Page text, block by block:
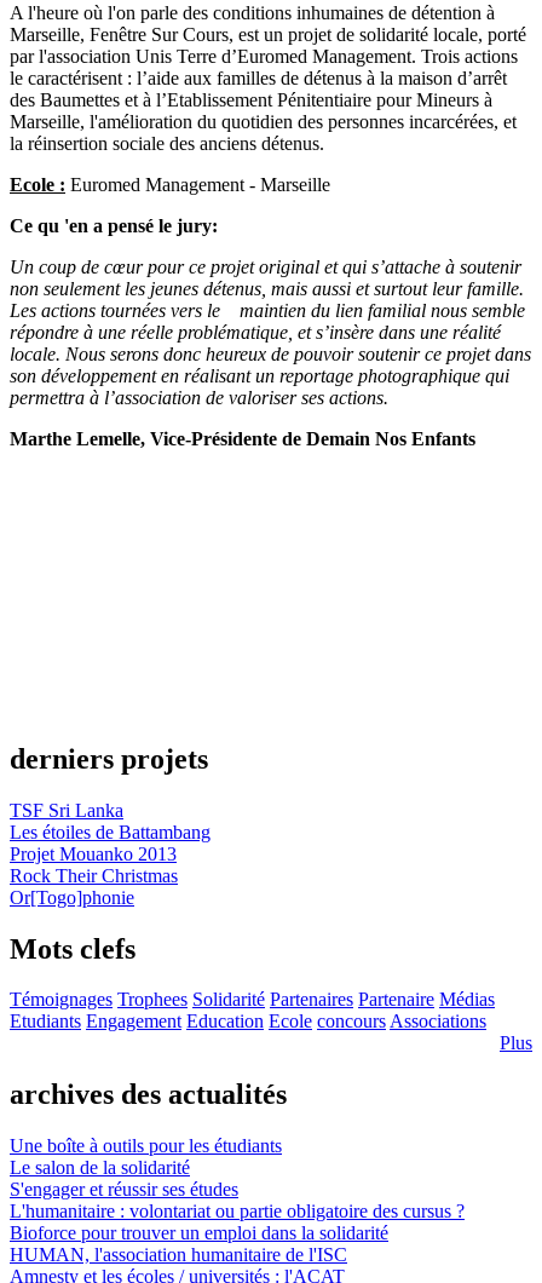
A l'heure où l'on parle des conditions inhumaines de détention à
Marseille, Fenêtre Sur Cours, est un projet de solidarité locale, porté
par l'association Unis Terre d’Euromed Management. Trois actions
le caractérisent : l’aide aux familles de détenus à la maison d’arrêt
des Baumettes et à l’Etablissement Pénitentiaire pour Mineurs à
Marseille, l'amélioration du quotidien des personnes incarcérées, et
la réinsertion sociale des anciens détenus.
Ecole : Euromed Management - Marseille
Ce qu 'en a pensé le jury:
Un coup de cœur pour ce projet original et qui s’attache à soutenir
non seulement les jeunes détenus, mais aussi et surtout leur famille.
Les actions tournées vers le
maintien du lien familial nous semble
répondre à une réelle problématique, et s’insère dans une réalité
locale. Nous serons donc heureux de pouvoir soutenir ce projet dans
son développement en réalisant un reportage photographique qui
permettra à l’association de valoriser ses actions.
Marthe Lemelle, Vice-Présidente de Demain Nos Enfants
derniers projets
TSF Sri Lanka
Les étoiles de Battambang
Projet Mouanko 2013
Rock Their Christmas
Or[Togo]phonie
Mots clefs
Témoignages Trophees Solidarité Partenaires Partenaire Médias
Etudiants Engagement Education Ecole concoursAssociations
Plus
archives des actualités
Une boîte à outils pour les étudiants
Le salon de la solidarité
S'engager et réussir ses études
L'humanitaire : volontariat ou partie obligatoire des cursus ?
Bioforce pour trouver un emploi dans la solidarité
HUMAN, l'association humanitaire de l'ISC
Amnesty et les écoles / universités : l'ACAT